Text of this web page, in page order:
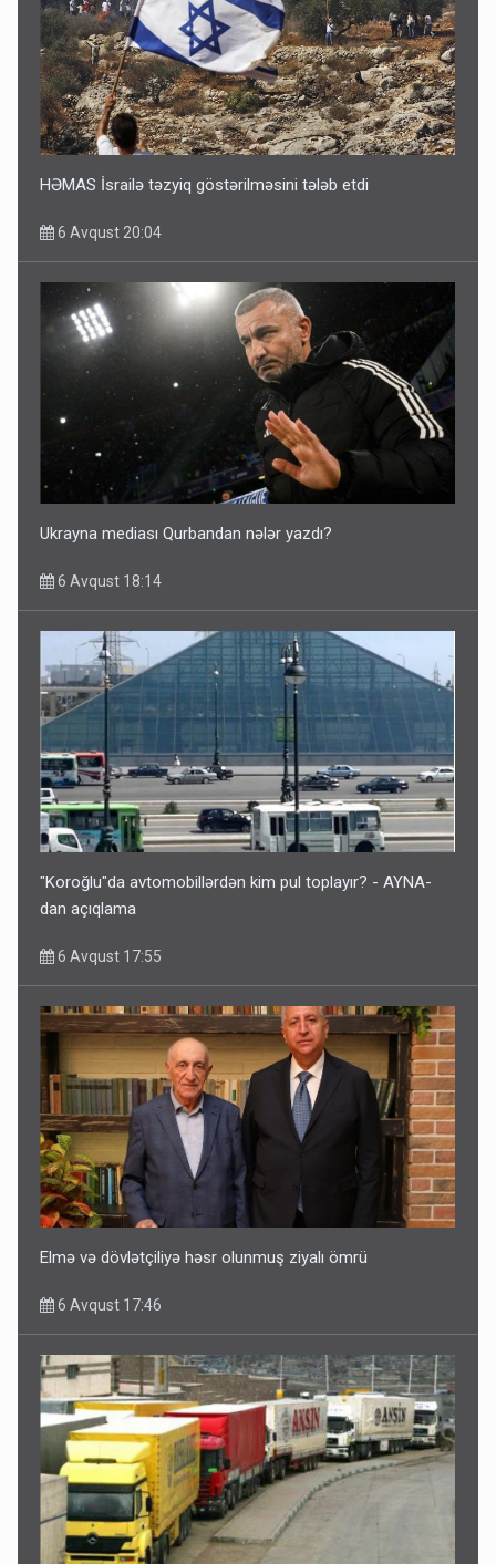
HƏMAS İsrailə təzyiq göstərilməsini tələb etdi
6 Avqust 20:04
Ukrayna mediası Qurbandan nələr yazdı?
6 Avqust 18:14
"Koroğlu"da avtomobillərdən kim pul toplayır? - AYNA-
dan açıqlama
6 Avqust 17:55
Elmə və dövlətçiliyə həsr olunmuş ziyalı ömrü
6 Avqust 17:46